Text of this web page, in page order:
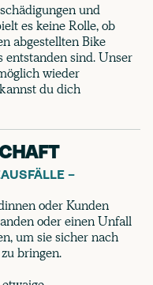
und
es keine Rolle, ob
abgestellten Bike
entstanden sind. Unser
wieder
du dich
–
oder Kunden
oder einen Unfall
um sie sicher nach
bringen.